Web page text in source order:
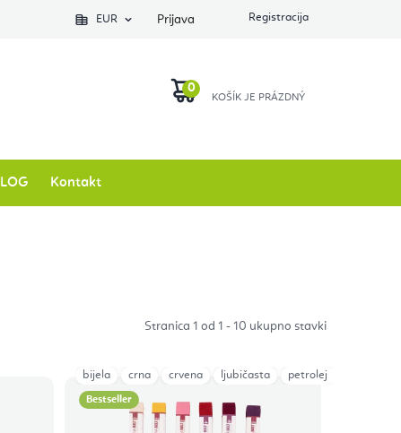
EUR Prijava
Kontakt
Stranica 1 od 1 - 10 ukupno stavki
Bestseller
bijela crna crvena ljubičasta petrolej